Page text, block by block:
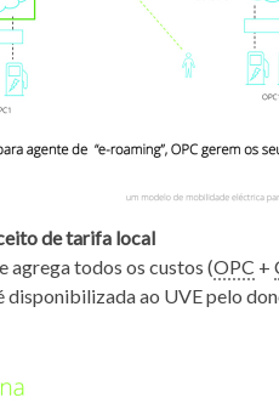
de tarifa local
agrega todos os custos (OPC +
disponibilizada ao UVE pelo